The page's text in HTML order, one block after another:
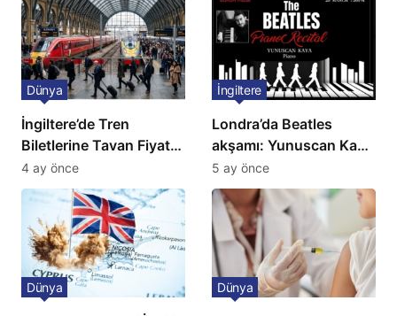
İngiltere’de Tren
Biletlerine Tavan Fiyat:
Ulaşımda Yeni
Düzenleme
Dünya
4 ay önce
Londra’da Beatles
akşamı: Yunuscan Kaya
klasik yorumuyla
sahnede
İngiltere
5 ay önce
Dünya Dünya